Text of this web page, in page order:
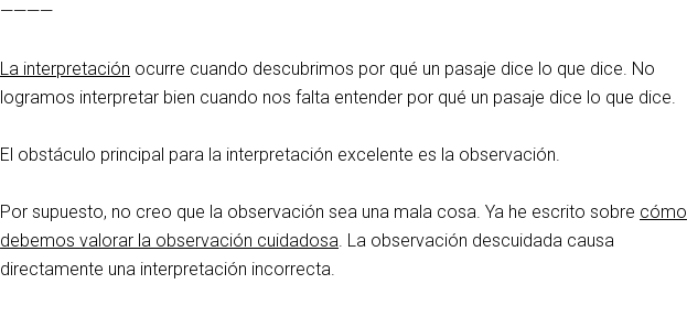
————
La interpretación ocurre cuando descubrimos por qué un pasaje dice lo que dice. No
logramos interpretar bien cuando nos falta entender por qué un pasaje dice lo que dice.
El obstáculo principal para la interpretación excelente es la observación.
Por supuesto, no creo que la observación sea una mala cosa. Ya he escrito sobre cómo
debemos valorar la observación cuidadosa. La observación descuidada causa
directamente una interpretación incorrecta.